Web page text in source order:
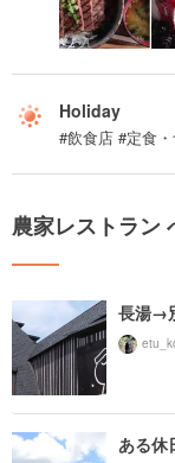
Holiday
#飲食店 #定食
農家レストラン
長湯→
ある休